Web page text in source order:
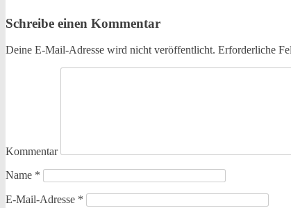
Schreibe einen Kommentar
Deine E-Mail-Adresse wird nicht veröffentlicht. Erforderliche
Kommentar
Name *
E-Mail-Adresse *